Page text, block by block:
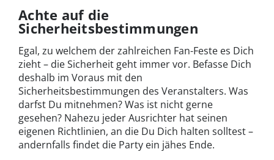
Achte auf die
Sicherheitsbestimmungen
Egal, zu welchem der zahlreichen Fan-Feste es Dich
zieht – die Sicherheit geht immer vor. Befasse Dich
deshalb im Voraus mit den
Sicherheitsbestimmungen des Veranstalters. Was
darfst Du mitnehmen? Was ist nicht gerne
gesehen? Nahezu jeder Ausrichter hat seinen
eigenen Richtlinien, an die Du Dich halten solltest –
andernfalls findet die Party ein jähes Ende.